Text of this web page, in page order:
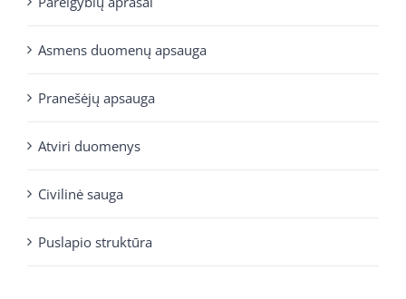
Asmens duomenų apsauga
Pranešėjų apsauga
Atviri duomenys
Civilinė sauga
Puslapio struktūra